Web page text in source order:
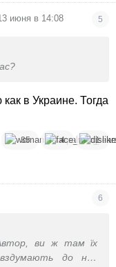
июня в 14:08 5
в Украине. Тогда
35 4 1
6
ви ж там їх
до нас